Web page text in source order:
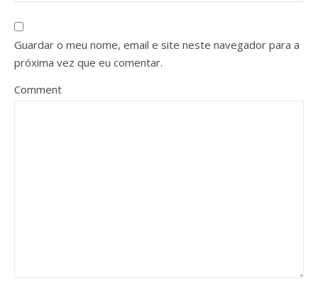
Guardar o meu nome, email e site neste navegador para a
próxima vez que eu comentar.
Comment